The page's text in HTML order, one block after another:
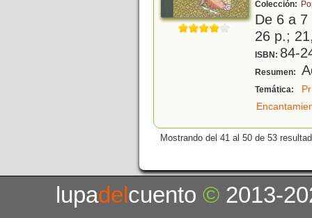
Colección:
De 6 a
26 p.;
ISBN: 84-
Resumen:
Temática:
Mostrando del 41 al 50 de 53
lupadelcuento© 2013-